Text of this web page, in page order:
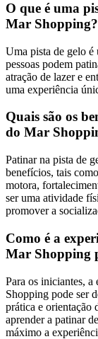
O que é uma
Mar Shopping?
Uma pista de gelo é
pessoas podem
atração de lazer e
uma experiência
Quais são os
do Mar
Patinar na pista de
benefícios, tais
motora,
ser uma atividade
promover a
Como é a
Mar Shopping
Para os iniciantes,
Shopping pode ser
prática e orientação
aprender a patinar
máximo a